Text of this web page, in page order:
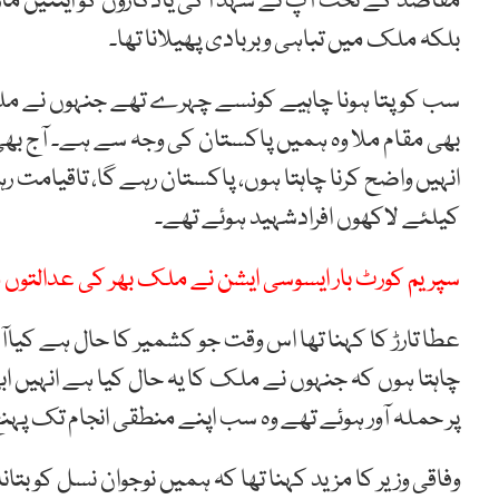
بلکہ ملک میں تباہی وبربادی پھیلانا تھا۔
سب کو پتا ہونا چاہیے کونسے چہرے تھے جنہوں
بھی مقام ملا وہ ہمیں پاکستان کی وجہ سے ہے۔ آج
انہیں واضح کرنا چاہتا ہوں، پاکستان رہے گا،
کیلئے لاکھوں افرادشہید ہوئے تھے۔
سپریم کورٹ بار ایسوسی ایشن نے ملک بھر کی
عطا تارڑ کا کہنا تھا اس وقت جو کشمیر کا حال ہے
چاہتا ہوں کہ جنہوں نے ملک کا یہ حال کیا ہے
پر حملہ آور ہوئے تھے وہ سب اپنے منطقی انجام تک
وفاقی وزیر کا مزید کہنا تھا کہ ہمیں نوجوان نسل